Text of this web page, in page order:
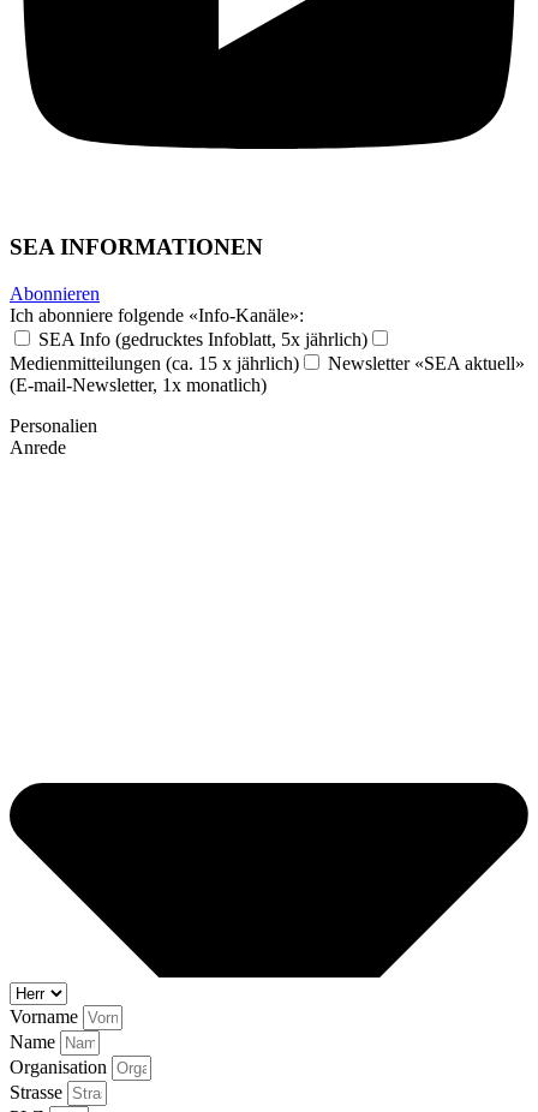
SEA INFORMATIONEN
Abonnieren
Ich abonniere folgende «Info-Kanäle»:
SEA Info (gedrucktes Infoblatt, 5x jährlich)
Medienmitteilungen (ca. 15 x jährlich)
Newsletter «SEA aktuell»
(E-mail-Newsletter, 1x monatlich)
Personalien
Anrede
Vorname
Name
Organisation
Strasse